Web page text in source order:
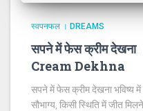
स्वपनफल । DREAMS
सपने में फेस क्रीम
Cream Dekhna
सपने में फेस क्रीम देखना भविष्य में
सौभाग्य, किसी स्थिति में जीत